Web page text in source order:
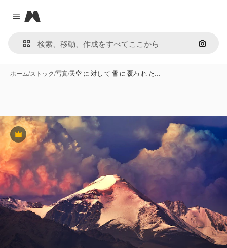
Close menu
Magnific
画像で
ホーム/ストック/写真/天空 に 対し て 雪 に 覆わ れ た…
Premium